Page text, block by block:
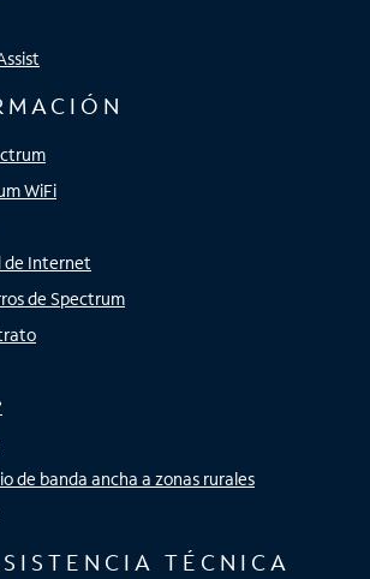
WiFi
de Internet
de Spectrum
de banda ancha a zonas rurales
TÉCNICA